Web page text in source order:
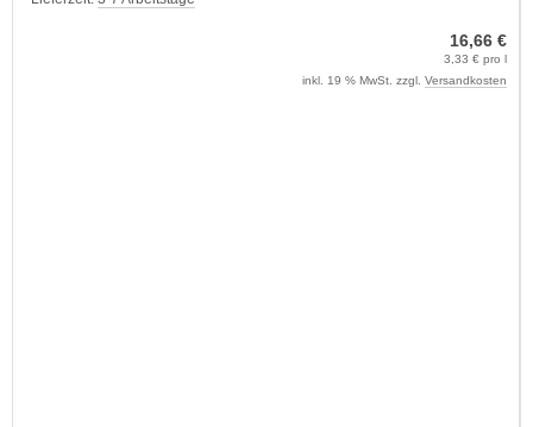
16,66 €
3,33 € pro l
inkl. 19 % MwSt. zzgl. Versandkosten